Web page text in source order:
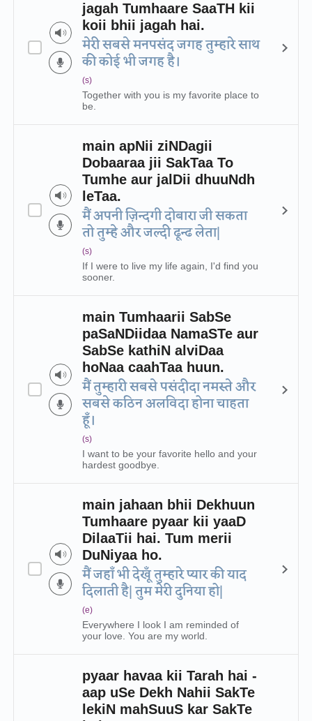
jagah Tumhaare SaaTH kii
koii bhii jagah hai.
मेरी सबसे मनपसंद जगह तुम्हारे साथ
की कोई भी जगह है।
(s)
Together with you is my favorite place to
be.
main apNii ziNDagii
Dobaaraa jii SakTaa To
Tumhe aur jalDii dhuuNdh
leTaa.
मैं अपनी ज़िन्दगी दोबारा जी सकता
तो तुम्हे और जल्दी ढून्ढ लेता|
(s)
If I were to live my life again, I'd find you
sooner.
main Tumhaarii SabSe
paSaNDiidaa NamaSTe aur
SabSe kathiN alviDaa
hoNaa caahTaa huun.
मैं तुम्हारी सबसे पसंदीदा नमस्ते और
सबसे कठिन अलविदा होना चाहता
हूँ।
(s)
I want to be your favorite hello and your
hardest goodbye.
main jahaan bhii Dekhuun
Tumhaare pyaar kii yaaD
DilaaTii hai. Tum merii
DuNiyaa ho.
मैं जहाँ भी देखूँ तुम्हारे प्यार की याद
दिलाती है| तुम मेरी दुनिया हो|
(e)
Everywhere I look I am reminded of
your love. You are my world.
pyaar havaa kii Tarah hai -
aap uSe Dekh Nahii SakTe
lekiN mahSuuS kar SakTe